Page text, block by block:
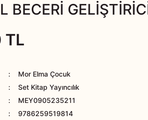
BECERİ
TL
Mor Elma Çocuk
Set Kitap Yayıncılık
MEY0905235211
9786259519814